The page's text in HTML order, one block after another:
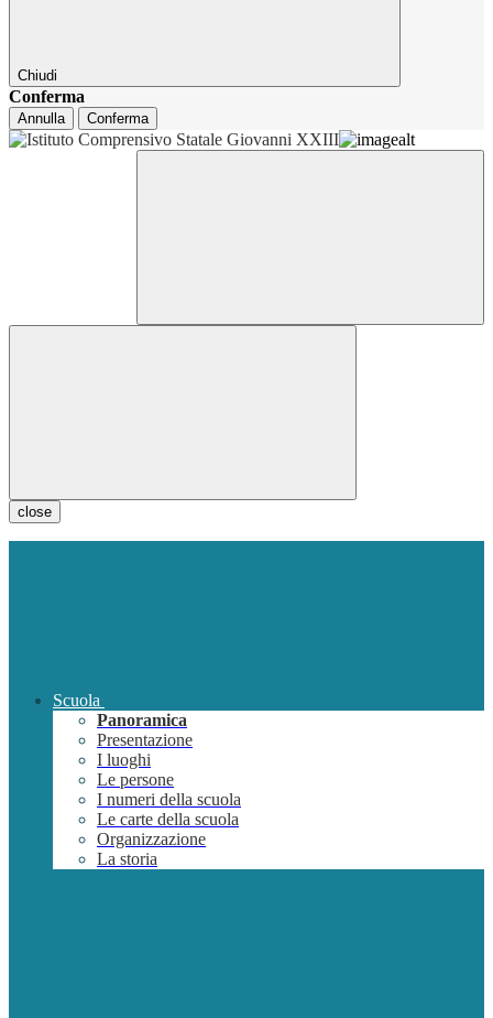
Chiudi
Conferma
Annulla Conferma
close
Scuola
Panoramica
Presentazione
I luoghi
Le persone
I numeri della scuola
Le carte della scuola
Organizzazione
La storia